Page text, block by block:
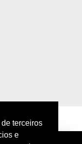
terceiros
e